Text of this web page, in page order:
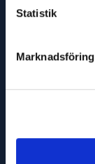
Statistik
Marknadsföring